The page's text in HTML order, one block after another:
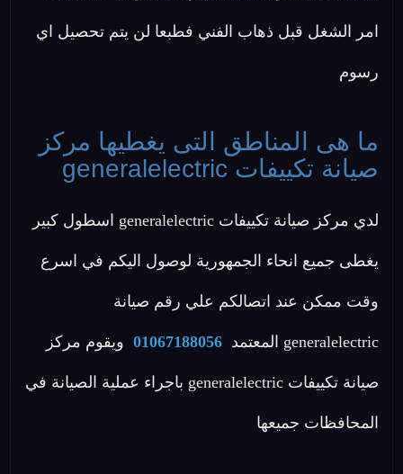
امر الشغل قبل ذهاب الفني فطبعا لن يتم تحصيل اي
رسوم
ما هى المناطق التى يغطيها مركز
صيانة تكييفات generalelectric
لدي مركز صيانة تكييفات generalelectric اسطول كبير
يغطى جميع انحاء الجمهورية لوصول اليكم في اسرع
وقت ممكن عند اتصالكم علي رقم صيانة
generalelectric المعتمد 01067188056 ويقوم مركز
صيانة تكييفات generalelectric باجراء عملية الصيانة في
المحافظات جميعها